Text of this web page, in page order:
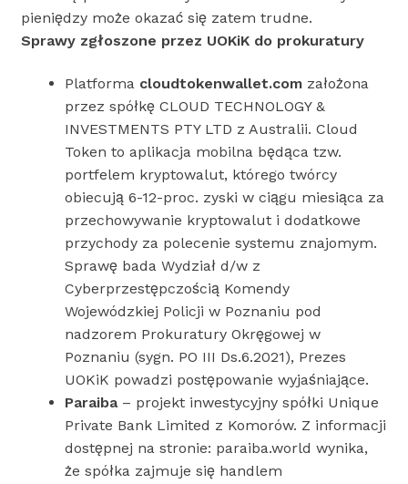
pieniędzy może okazać się zatem trudne.
Sprawy zgłoszone przez UOKiK do prokuratury
Platforma cloudtokenwallet.comzałożona
przez spółkę CLOUD TECHNOLOGY &
INVESTMENTS PTY LTD z Australii. Cloud
Token to aplikacja mobilna będąca tzw.
portfelem kryptowalut, którego twórcy
obiecują 6-12-proc. zyski w ciągu miesiąca za
przechowywanie kryptowalut i dodatkowe
przychody za polecenie systemu znajomym.
Sprawę bada Wydział d/w z
Cyberprzestępczością Komendy
Wojewódzkiej Policji w Poznaniu pod
nadzorem Prokuratury Okręgowej w
Poznaniu (sygn. PO III Ds.6.2021), Prezes
UOKiK powadzi postępowanie wyjaśniające.
Paraiba– projekt inwestycyjny spółki Unique
Private Bank Limited z Komorów. Z informacji
dostępnej na stronie: paraiba.world wynika,
że spółka zajmuje się handlem